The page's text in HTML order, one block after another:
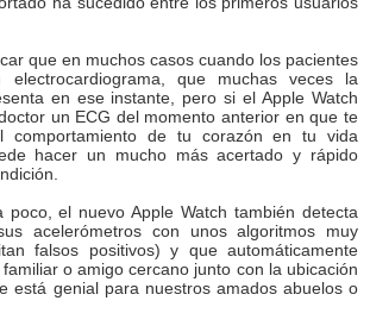
que en muchos casos cuando los pacientes
que muchas veces la
en ese instante, pero si el Apple Watch
un ECG del momento anterior en que te
comportamiento de tu corazón en tu vida
hacer un mucho más acertado y rápido
el nuevo Apple Watch también detecta
acelerómetros con unos algoritmos muy
falsos positivos) y que automáticamente
o amigo cercano junto con la ubicación
está genial para nuestros amados abuelos o